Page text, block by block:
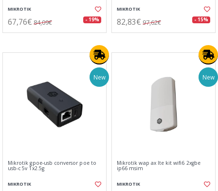
MIKROTIK
67,76€ 84,09€ - 19%
MIKROTIK
82,83€ 97,62€ - 15%
New
Mikrotik gpoe-usb conversor poe to
usb-c 5v 1x2.5g
MIKROTIK
New
Mikrotik wap ax lte kit wifi6 2xgbe
ip66 msim
MIKROTIK